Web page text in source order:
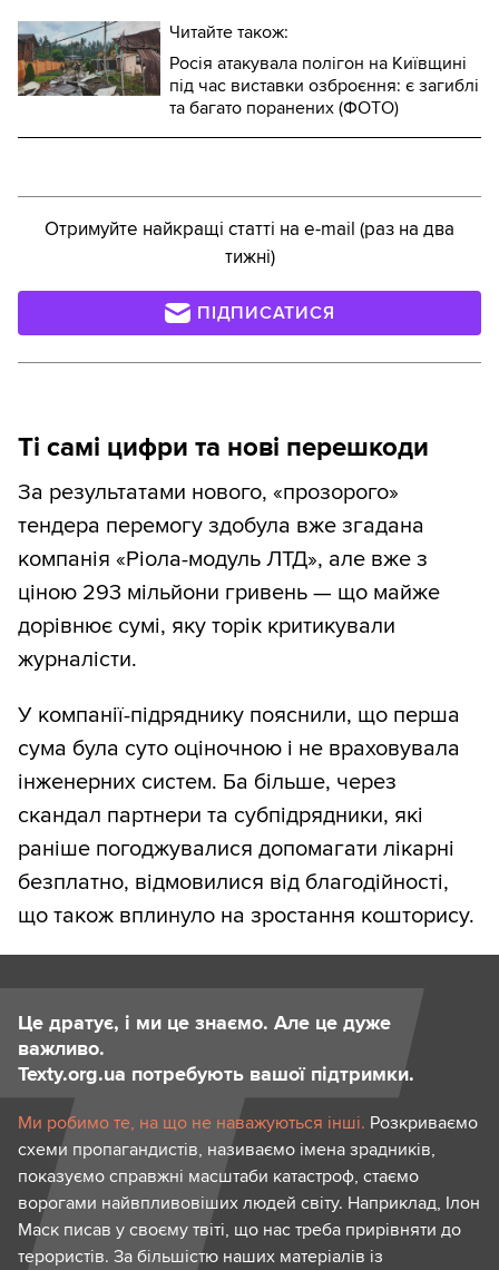
Читайте також:
Росія атакувала полігон на Київщині
під час виставки озброєння: є загиблі
та багато поранених (ФОТО)
Отримуйте найкращі статті на e-mail (раз на два
тижні)
ПІДПИСАТИСЯ
Ті самі цифри та нові перешкоди
За результатами нового, «прозорого»
тендера перемогу здобула вже згадана
компанія «Ріола-модуль ЛТД», але вже з
ціною 293 мільйони гривень — що майже
дорівнює сумі, яку торік критикували
журналісти.
У компанії-підряднику пояснили, що перша
сума була суто оціночною і не враховувала
інженерних систем. Ба більше, через
скандал партнери та субпідрядники, які
раніше погоджувалися допомагати лікарні
безплатно, відмовилися від благодійності,
що також вплинуло на зростання кошторису.
Це дратує, і ми це знаємо. Але це дуже
важливо.
Texty.org.ua потребують вашої підтримки.
Ми робимо те, на що не наважуються інші. Розкриваємо
схеми пропагандистів, називаємо імена зрадників,
показуємо справжні масштаби катастроф, стаємо
ворогами найвпливовіших людей світу. Наприклад, Ілон
Маск писав у своєму твіті, що нас треба прирівняти до
терористів. За більшістю наших матеріалів із